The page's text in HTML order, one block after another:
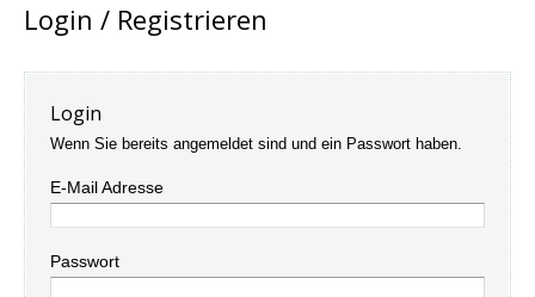
Login / Registrieren
Login
Wenn Sie bereits angemeldet sind und ein Passwort haben.
E-Mail Adresse
Passwort